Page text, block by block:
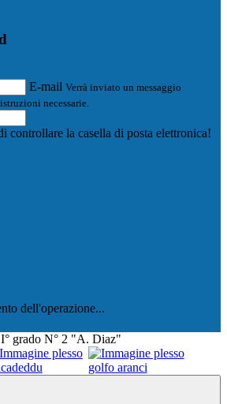
E-mail Verrà inviato un messaggio
necessarie.
controllare la casella di posta elettronica!
dell'operazione...